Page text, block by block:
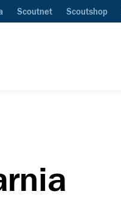
Scoutnet Scoutshop